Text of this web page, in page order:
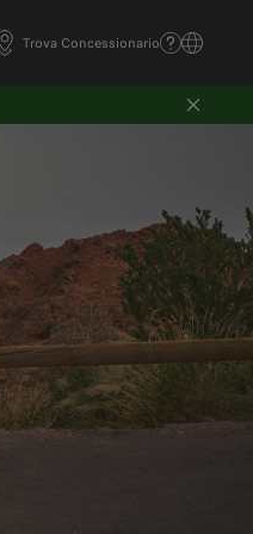
Trova Concessionario